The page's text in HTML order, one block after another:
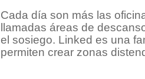
Cada día son más las
llamadas áreas de
el sosiego. Linked es una
permiten crear zonas